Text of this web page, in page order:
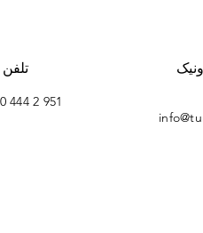
تلفن
444 2 951